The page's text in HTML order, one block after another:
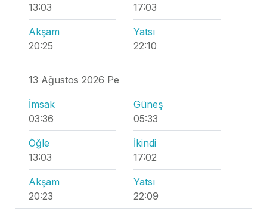
13:03
17:03
Akşam
20:25
Yatsı
22:10
13 Ağustos 2026 Pe
İmsak
03:36
Güneş
05:33
Öğle
13:03
İkindi
17:02
Akşam
20:23
Yatsı
22:09